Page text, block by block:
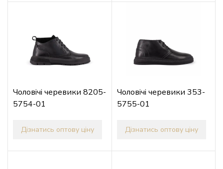
Чоловічі черевики 8205-
5754-01
Дізнатись оптову ціну
Чоловічі черевики 353-
5755-01
Дізнатись оптову ціну